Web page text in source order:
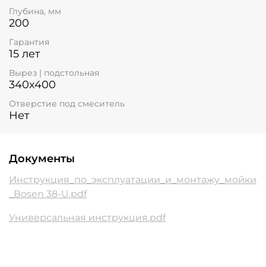
Глубина, мм
200
Гарантия
15 лет
Вырез | подстольная
340x400
Отверстие под смеситель
Нет
Документы
Инструкция_по_эксплуатации_и_монтажу_мойки
_Bosen 38-U.pdf
Универсальная инструкция.pdf